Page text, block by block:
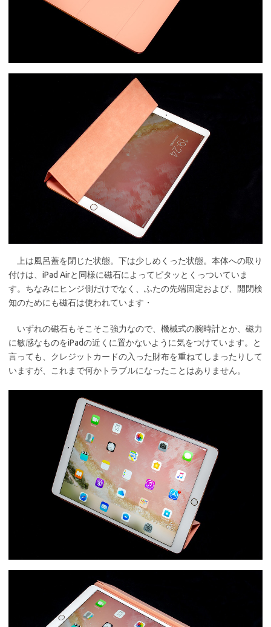
上は風呂蓋を閉じた状態。下は少しめくった状態。本体への取り
付けは、iPad Airと同様に磁石によってピタッとくっついていま
す。ちなみにヒンジ側だけでなく、ふたの先端固定および、開閉検
知のためにも磁石は使われています・
いずれの磁石もそこそこ強力なので、機械式の腕時計とか、磁力
に敏感なものをiPadの近くに置かないように気をつけています。と
言っても、クレジットカードの入った財布を重ねてしまったりして
いますが、これまで何かトラブルになったことはありません。